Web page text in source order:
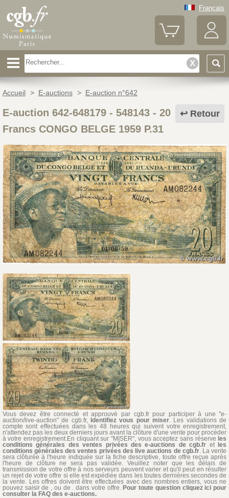
Français
Accueil > E-auctions > E-auction n°642
Retour
E-auction 642-648179 - 548143- 20
Francs CONGO BELGE 1959 P.31
Vous devez être connecté et approuvé par cgb.fr pour participer à une "e-
auction/live-auction" de cgb.fr, Identifiez vous pour miser. Les validations de
compte sont effectuées dans les 48 heures qui suivent votre enregistrement,
n'attendez pas les deux derniers jours avant la clôture d'une vente pour procéder
à votre enregistrement.En cliquant sur "MISER", vous acceptez sans réserve les
conditions générales des ventes privées des e-auctions de cgb.fr et les
conditions générales des ventes privées des live auctions de cgb.fr. La vente
sera clôturée à l'heure indiquée sur la fiche descriptive, toute offre reçue après
l'heure de clôture ne sera pas validée. Veuillez noter que les délais de
transmission de votre offre à nos serveurs peuvent varier et qu'il peut en résulter
un rejet de votre offre si elle est expédiée dans les toutes dernières secondes de
la vente. Les offres doivent être effectuées avec des nombres entiers, vous ne
pouvez saisir de , ou de . dans votre offre.Pour toute question cliquez ici pour
consulter la FAQ des e-auctions.